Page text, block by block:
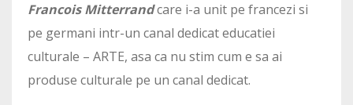
Francois Mitterrandcare i-a unit pe francezi si
pe germani intr-un canal dedicat educatiei
culturale – ARTE, asa ca nu stim cum e sa ai
produse culturale pe un canal dedicat.